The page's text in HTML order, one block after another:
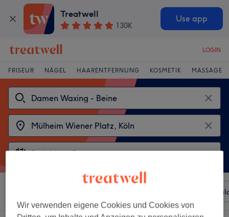
Treatwell
130K
Use app
LOGIN
FRISEUR NÄGEL HAARENTFERNUNG KOSMETIK MASSAGE
Wir verwenden eigene Cookies und Cookies von